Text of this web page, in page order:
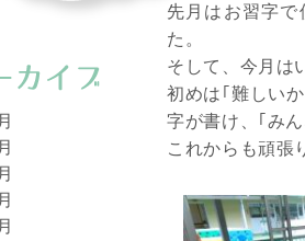
先月はお習字
た。
そして、今月は
初めは｢難しい
字が書け、｢み
これからも頑張